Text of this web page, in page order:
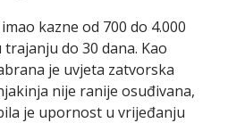
kazne od 700 do 4.000
do 30 dana. Kao
je uvjeta zatvorska
nije ranije osuđivana,
je upornost u vrijeđanju